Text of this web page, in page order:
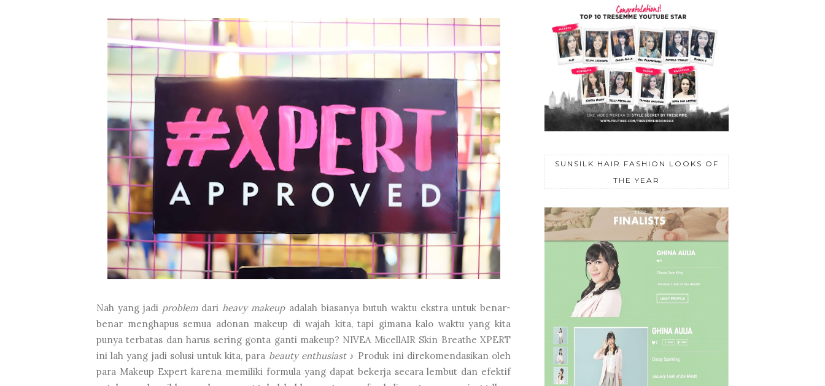
Nah yang jadi problem dariheavy makeupadalah biasanya butuh waktu ekstra untuk benar-
benar menghapus semua adonan makeup di wajah kita, tapi gimana kalo waktu yang kita
punya terbatas dan harus sering gonta ganti makeup? NIVEA MicellAIR Skin Breathe XPERT
ini lah yang jadi solusi untuk kita, para beauty enthusiast ♪ Produk ini direkomendasikan oleh
para Makeup Expert karena memiliki formula yang dapat bekerja secara lembut dan efektif
SUNSILK HAIR FASHION LOOKS OF
THE YEAR